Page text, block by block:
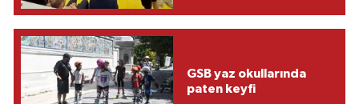
GSB yaz okullarında
paten keyfi